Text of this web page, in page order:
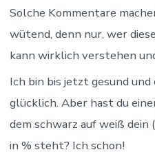
Solche Kommentare
wütend, denn nur, wer
kann wirklich verstehen
Ich bin bis jetzt gesund
glücklich. Aber hast du
dem schwarz auf weiß
in % steht? Ich schon!